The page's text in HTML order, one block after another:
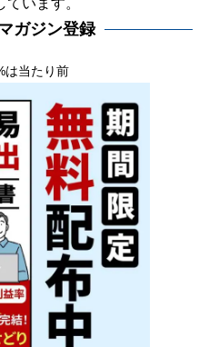
います。
ガジン登録
は当たり前